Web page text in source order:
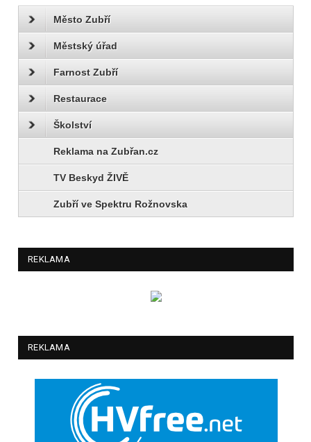
Město Zubří
Městský úřad
Farnost Zubří
Restaurace
Školství
Reklama na Zubřan.cz
TV Beskyd ŽIVĚ
Zubří ve Spektru Rožnovska
REKLAMA
REKLAMA